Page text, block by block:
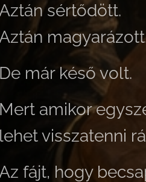
Aztán sértődött.
Aztán
De már késő volt.
Mert amikor
lehet visszatenni
Az fájt, hogy